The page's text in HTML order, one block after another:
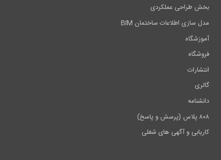
بخش طراحی عملکردی
مدل سازی اطلاعات ساختمان BIM
آموزشگاه
فروشگاه
انتشارات
گالری
دانشنامه
۸۰۸ پلاس (پرسش و پاسخ)
کاریابی و آگهی های شغلی